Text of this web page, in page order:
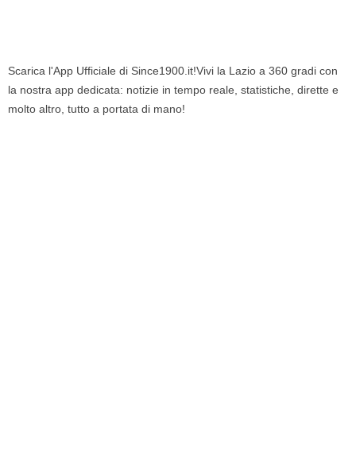
Scarica l'App Ufficiale di Since1900.it!Vivi la Lazio a 360 gradi con
la nostra app dedicata: notizie in tempo reale, statistiche, dirette e
molto altro, tutto a portata di mano!